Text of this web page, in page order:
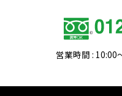
営業時間 : 10:00